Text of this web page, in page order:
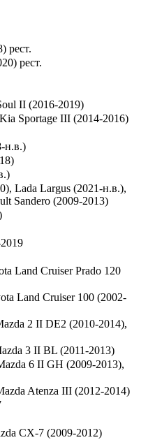
рест.
рест.
II (2016-2019)
Sportage III (2014-2016)
н.в.)
Lada Largus (2021-н.в.),
Sandero (2009-2013)
Land Cruiser Prado 120
Land Cruiser 100 (2002-
2 II DE2 (2010-2014),
3 II BL (2011-2013)
6 II GH (2009-2013),
Atenza III (2012-2014)
CX-7 (2009-2012)